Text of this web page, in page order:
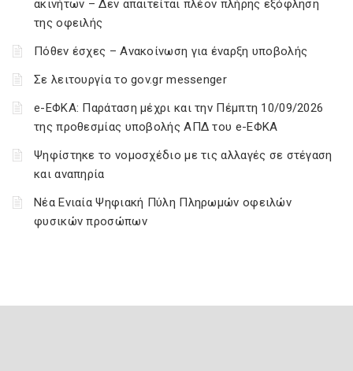
ακινήτων – Δεν απαιτείται πλέον πλήρης εξόφληση
της οφειλής
Πόθεν έσχες – Ανακοίνωση για έναρξη υποβολής
Σε λειτουργία το gov.gr messenger
e-ΕΦΚΑ: Παράταση μέχρι και την Πέμπτη 10/09/2026
της προθεσμίας υποβολής ΑΠΔ του e-ΕΦΚΑ
Ψηφίστηκε το νομοσχέδιο με τις αλλαγές σε στέγαση
και αναπηρία
Νέα Ενιαία Ψηφιακή Πύλη Πληρωμών οφειλών
φυσικών προσώπων